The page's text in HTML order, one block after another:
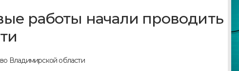
работы начали проводить